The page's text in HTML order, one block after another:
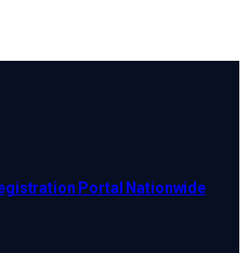
Portal Nationwide